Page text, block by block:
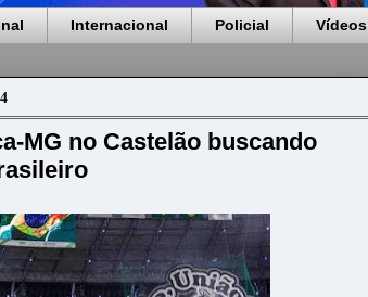
Internacional Policial Vídeos
MG no Castelão buscando